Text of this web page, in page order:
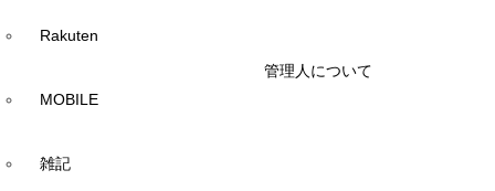
Rakuten
MOBILE
雑記
管理人について